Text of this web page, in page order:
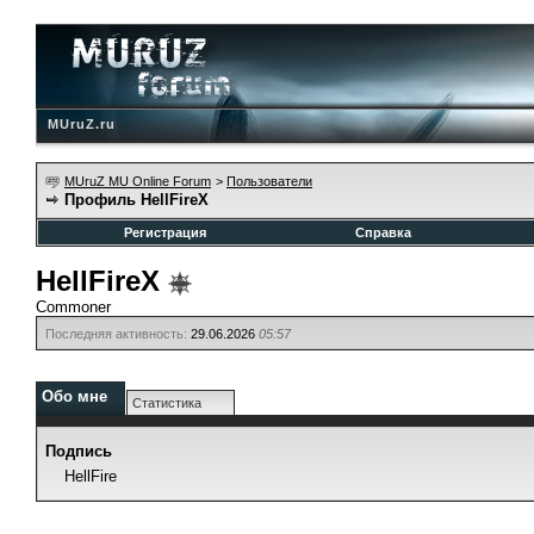
MUruZ.ru
MUruZ MU Online Forum > Пользователи
Профиль HellFireX
Регистрация
Справка
HellFireX
Commoner
Последняя активность: 29.06.2026 05:57
Обо мне Статистика
Подпись
HellFire